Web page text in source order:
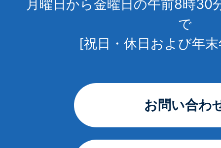
月曜日から金曜日の午前8時30
で
[祝日・休日および年
お問い合わ